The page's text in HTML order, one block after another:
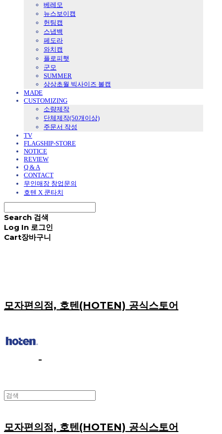
베레모
뉴스보이캡
헌팅캡
스냅백
페도라
와치캡
플로피햇
군모
SUMMER
상상초월 빅사이즈 볼캡
MADE
CUSTOMIZING
소량제작
단체제작(50개이상)
주문서 작성
TV
FLAGSHIP-STORE
NOTICE
REVIEW
Q & A
CONTACT
무인매장 창업문의
호텐 X 쿤타치
Search 검색
Log In 로그인
Cart장바구니
모자편의점, 호텐(HOTEN) 공식스토어
모자편의점, 호텐(HOTEN) 공식스토어